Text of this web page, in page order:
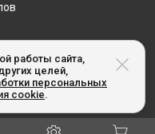
работы сайта,
целей,
персональных
cookie.